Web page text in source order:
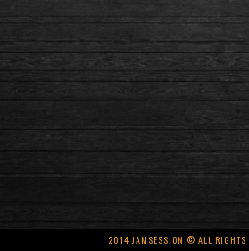
2014 JAMSESSION © ALL RIGHTS